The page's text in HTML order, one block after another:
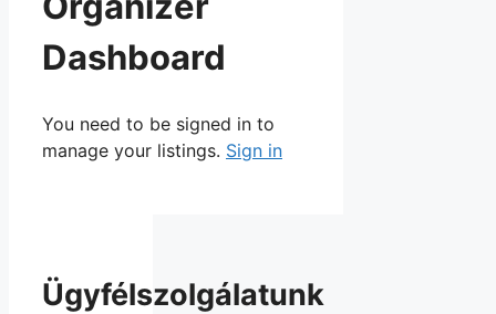
Dashboard
You need to be signed in to
manage your listings. Sign in
Ügyfélszolgálatunk